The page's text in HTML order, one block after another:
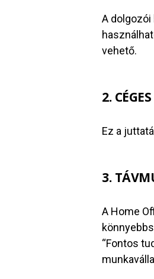
A dolgozói
vehető.
2.
Ez a
3.
A Home
“Fontos